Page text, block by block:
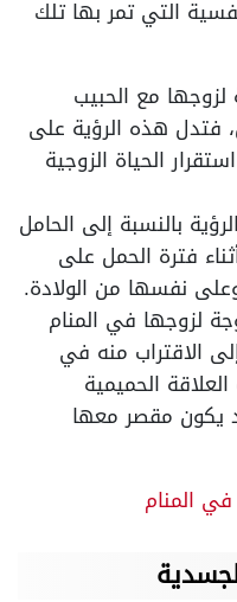
التي تمر بها تلك
لزوجها مع الحبيب
فتدل هذه الرؤية على
الحياة الزوجية
بالنسبة إلى الحامل
فترة الحمل على
نفسها من الولادة.
لزوجها في المنام
الاقتراب منه في
الحميمية
يكون مقصر معها
المنام